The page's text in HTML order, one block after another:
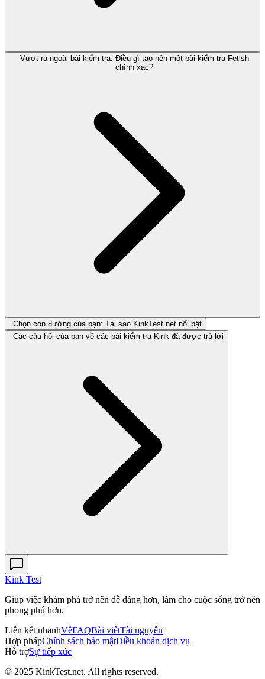
Vượt ra ngoài bài kiểm tra: Điều gì tạo nên một bài kiểm tra Fetish
chính xác?
Chọn con đường của bạn: Tại sao KinkTest.net nổi bật
Các câu hỏi của bạn về các bài kiểm tra Kink đã được trả lời
Kink Test
Giúp việc khám phá trở nên dễ dàng hơn, làm cho cuộc sống trở nên
phong phú hơn.
Liên kết nhanhVềFAQBài viếtTài nguyên
Hợp phápChính sách bảo mậtĐiều khoản dịch vụ
Hỗ trợSự tiếp xúc
© 2025 KinkTest.net. All rights reserved.